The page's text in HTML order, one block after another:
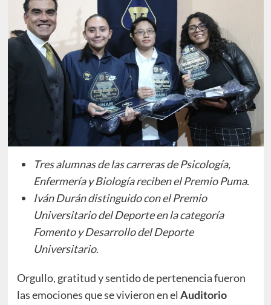
Tres alumnas de las carreras de Psicología,
Enfermería y Biología reciben el Premio Puma.
Iván Durán distinguido con el Premio
Universitario del Deporte en la categoría
Fomento y Desarrollo del Deporte
Universitario.
Orgullo, gratitud y sentido de pertenencia fueron
las emociones que se vivieron en el Auditorio